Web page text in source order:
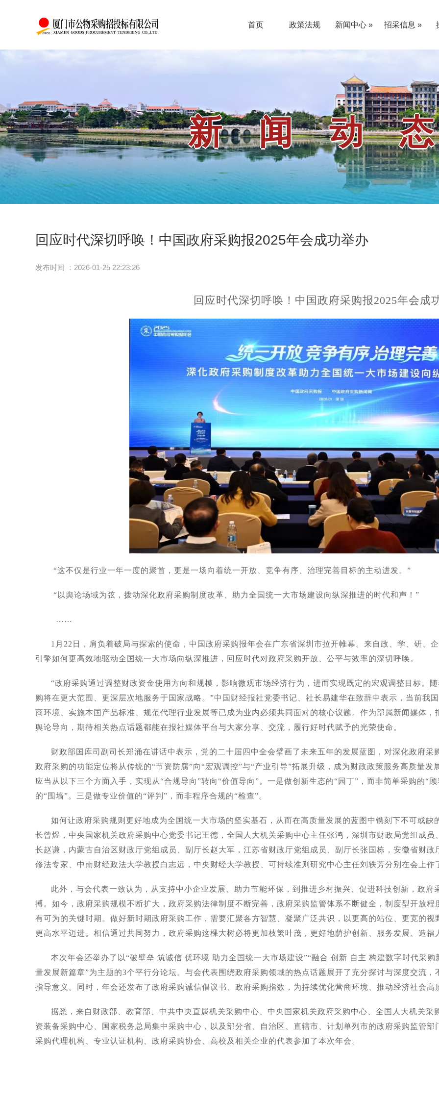
首页 政策法规 新闻中心 » 招采信息 »
新闻动
回应时代深切呼唤！中国政府采购报2025年会成功举办
发布时间 ：2026-01-25 22:23:26
回应时代深切呼唤！中国政府采购报2025年会成
“这不仅是行业一年一度的聚首，更是一场向着统一开放、竞争有序、治理完善目标的主动进发。”
“以舆论场域为弦，拨动深化政府采购制度改革、助力全国统一大市场建设向纵深推进的时代和声！”
……
1 月22日，肩负着破局与探索的使命，中国政府采购报年会在广东省深圳市拉开帷幕。来自政、学、研、
引擎如何更高效地驱动全国统一大市场向纵深推进，回应时代对政府采购开放、公平与效率的深切呼唤。
“政府采购通过调整财政资金使用方向和规模，影响微观市场经济行为，进而实现既定的宏观调整目标。
购将在更大范围、更深层次地服务于国家战略。”中国财经报社党委书记、社长易建华在致辞中表示，当前我
商环境、实施本国产品标准、规范代理行业发展等已成为业内必须共同面对的核心议题。作为部属新闻媒体
舆论导向，期待相关热点话题都能在报社媒体平台与大家分享、交流，履行好时代赋予的光荣使命。
财政部国库司副司长郑涌在讲话中表示，党的二十届四中全会擘画了未来五年的发展蓝图，对深化政府
政府采购的功能定位将从传统的“节资防腐”向“宏观调控”与“产业引导”拓展升级，成为财政政策服务高质量
应当从以下三个方面入手，实现从“合规导向”转向“价值导向”。一是做创新生态的“园丁”，而非简单采购的“
的“围墙”。三是做专业价值的“评判”，而非程序合规的“检查”。
如何让政府采购规则更好地成为全国统一大市场的坚实基石，从而在高质量发展的蓝图中镌刻下不可或
长曾煜，中央国家机关政府采购中心党委书记王德，全国人大机关采购中心主任张鸿，深圳市财政局党组成
长赵谦，内蒙古自治区财政厅党组成员、副厅长赵大军，江苏省财政厅党组成员、副厅长张国栋，安徽省财
修法专家、中南财经政法大学教授白志远，中央财经大学教授、可持续准则研究中心主任刘轶芳分别在会上作
此外，与会代表一致认为，从支持中小企业发展、助力节能环保，到推进乡村振兴、促进科技创新，政
搏。如今，政府采购规模不断扩大，政府采购法律制度不断完善，政府采购监管体系不断健全，制度型开放
有可为的关键时期。做好新时期政府采购工作，需要汇聚各方智慧、凝聚广泛共识，以更高的站位、更宽的
更高水平迈进。相信通过共同努力，政府采购这棵大树必将更加枝繁叶茂，更好地荫护创新、服务发展、造福
本次年会还举办了以“破壁垒 筑诚信 优环境 助力全国统一大市场建设”“融合 创新 自主 构建数字时代采
量发展新篇章”为主题的3个平行分论坛。与会代表围绕政府采购领域的热点话题展开了充分探讨与深度交流
指导意义。同时，年会还发布了政府采购诚信倡议书、政府采购指数，为持续优化营商环境、推动经济社会高
据悉，来自财政部、教育部、中共中央直属机关采购中心、中央国家机关政府采购中心、全国人大机关
资装备采购中心、国家税务总局集中采购中心，以及部分省、自治区、直辖市、计划单列市的政府采购监管
采购代理机构、专业认证机构、政府采购协会、高校及相关企业的代表参加了本次年会。